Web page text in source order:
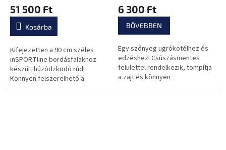
tartósság
51 500 Ft
Kosárba
Kifejezetten a 90 cm széles
inSPORTline bordásfalakhoz
készült húzódzkodó rúd!
Könnyen felszerelhető a
bordásfalra.
ízületeket
6 300 Ft
BŐVEBBEN
Egy szőnyeg ugrókötélhez és
edzéshez! Csúszásmentes
felülettel rendelkezik, tompítja
a zajt és könnyen
karbantartható.